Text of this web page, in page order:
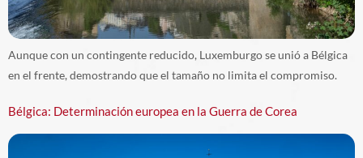
Aunque con un contingente reducido, Luxemburgo se unió a Bélgica
en el frente, demostrando que el tamaño no limita el compromiso.
Bélgica: Determinación europea en la Guerra de Corea